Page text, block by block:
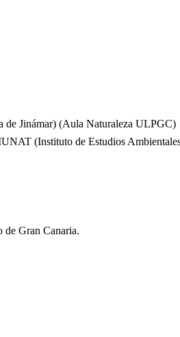
de Jinámar) (Aula Naturaleza ULPGC)
(Instituto de Estudios
Gran Canaria.